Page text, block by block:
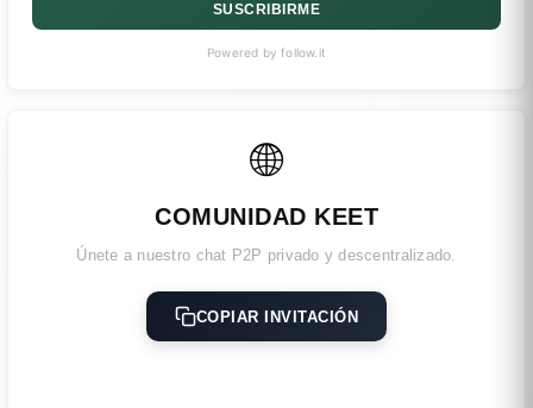
SUSCRIBIRME
Powered by follow.it
🌐
COMUNIDAD KEET
Únete a nuestro chat P2P privado y descentralizado.
COPIAR INVITACIÓN